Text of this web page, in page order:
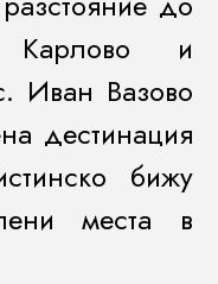
Карлово и
Иван Вазово
дестинация
бижу
места в